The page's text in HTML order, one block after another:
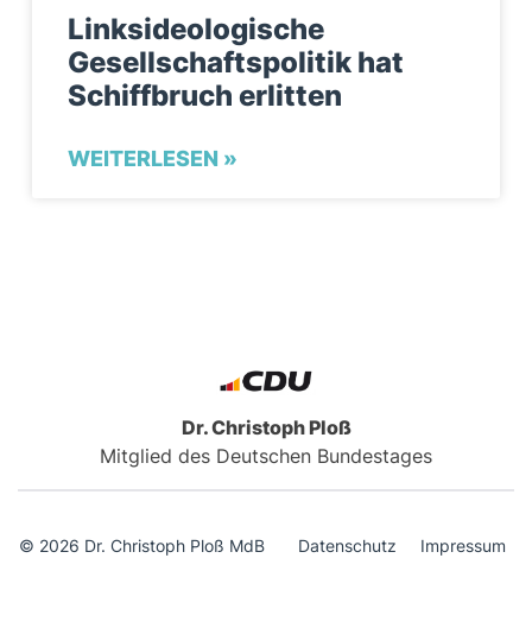
Linksideologische
Gesellschaftspolitik hat
Schiffbruch erlitten
WEITERLESEN »
Dr. Christoph Ploß
Mitglied des Deutschen Bundestages
© 2026 Dr. Christoph Ploß MdB Datenschutz Impressum